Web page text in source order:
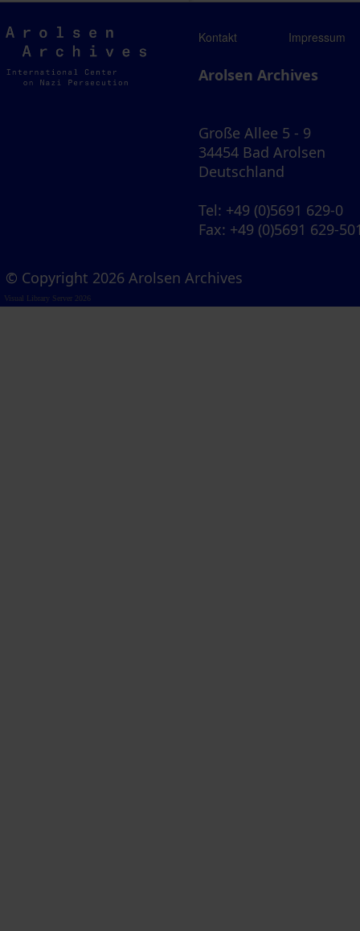
Arolsen
Archives
Kontakt Impressum
Arolsen Archives
Große Allee 5 - 9
34454 Bad Arolsen
Deutschland
Tel: +49 (0)5691 629-0
Fax: +49 (0)5691 629-
© Copyright 2026 Arolsen Archives
Visual Library Server 2026